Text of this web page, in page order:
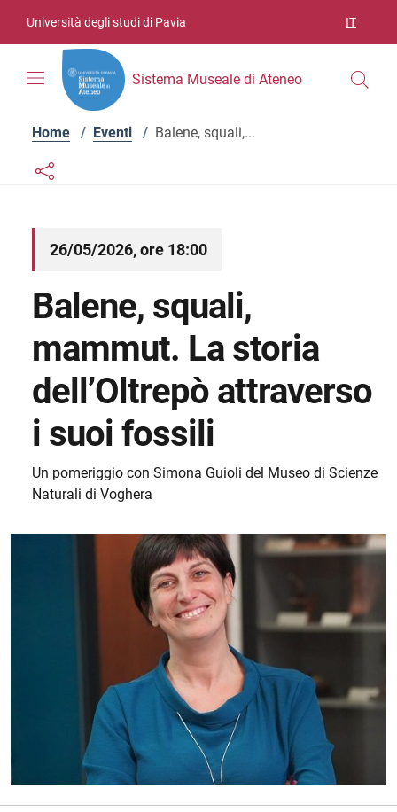
Università degli studi di Pavia IT
Sistema Museale di Ateneo
Home / Eventi / Balene, squali,...
Links condivisione social
Bottone condivisione social
26/05/2026, ore 18:00
Balene, squali,
mammut. La storia
dell’Oltrepò attraverso
i suoi fossili
Un pomeriggio con Simona Guioli del Museo di Scienze
Naturali di Voghera